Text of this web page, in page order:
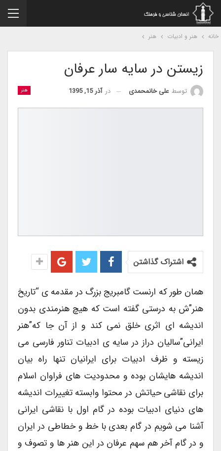
هنر و ادبیات هنر
زیستن در سایه سار عرفان
هنر توسطعلی خانمحمدی درآذر 15, 1395
اشتراک گذاشتن
همان طور که ارنست گامبریج بزرگ در مقدمه ی “تاریخ
هنر”ش به درستی گفته است که هیچ هنرمندی بدون
اندیشه ای اثری خلق نمی کند و از آن جا که”هنر
ایرانی”سالیان دراز در سایه ی ادبیات تناور فارسی می
زیسته و ظرف ادبیات برای ایرانیان تنها راه بیان
اندیشه هایشان بوده و محدودیت های فراوان اسلام
برای نقاشی حیاتش در محتوا وابسته تغییرات اندیشه
های دنیای ادبیات بوده در گام اول با نقاشی ایرانی
آشنا می شویم در گام بعدی با خط و خطاطی در ایران
و در گام آخر هم سهم عرفان در این هنر ها و تصوف و